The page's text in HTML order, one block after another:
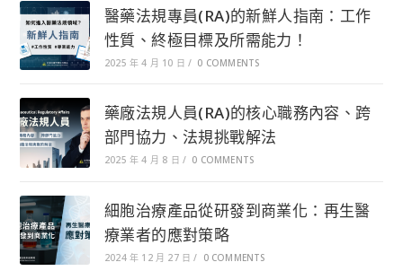
醫藥法規專員(RA)的新鮮人指南：工作
性質、終極目標及所需能力！
2025 年 4 月 10 日 / 0 COMMENTS
藥廠法規人員(RA)的核心職務內容、跨
部門協力、法規挑戰解法
2025 年 4 月 8 日 / 0 COMMENTS
細胞治療產品從研發到商業化：再生醫
療業者的應對策略
2024 年 12 月 27 日 / 0 COMMENTS